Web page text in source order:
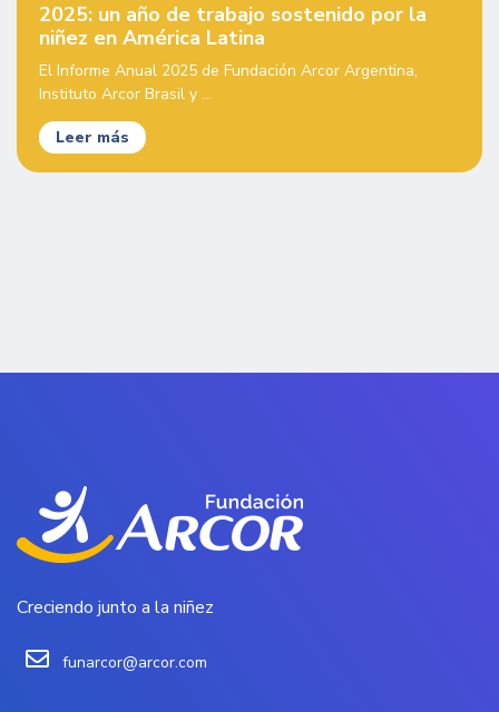
2025: un año de trabajo sostenido por la
niñez en América Latina
El Informe Anual 2025 de Fundación Arcor Argentina,
Instituto Arcor Brasil y ...
Leer más
Creciendo junto a la niñez
funarcor@arcor.com